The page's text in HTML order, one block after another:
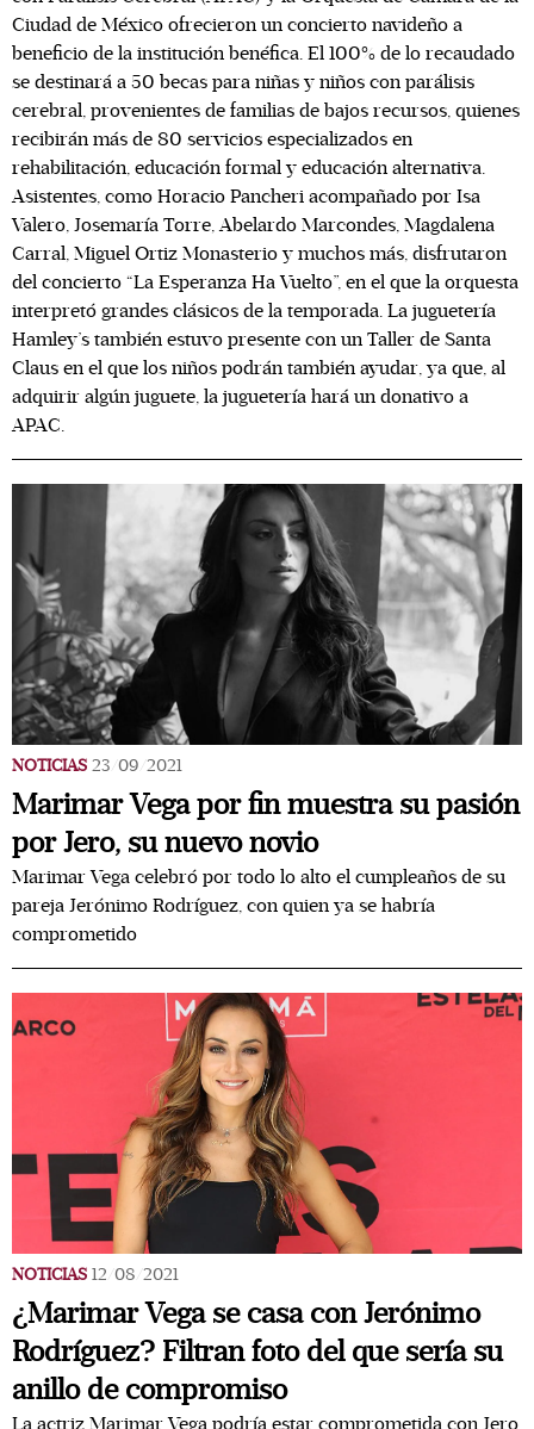
Ciudad de México ofrecieron un concierto navideño a
beneficio de la institución benéfica. El 100% de lo recaudado
se destinará a 50 becas para niñas y niños con parálisis
cerebral, provenientes de familias de bajos recursos, quienes
recibirán más de 80 servicios especializados en
rehabilitación, educación formal y educación alternativa.
Asistentes, como Horacio Pancheri acompañado por Isa
Valero, Josemaría Torre, Abelardo Marcondes, Magdalena
Carral, Miguel Ortiz Monasterio y muchos más, disfrutaron
del concierto “La Esperanza Ha Vuelto”, en el que la orquesta
interpretó grandes clásicos de la temporada. La juguetería
Hamley’s también estuvo presente con un Taller de Santa
Claus en el que los niños podrán también ayudar, ya que, al
adquirir algún juguete, la juguetería hará un donativo a
APAC.
NOTICIAS 23/09/2021
Marimar Vega por fin muestra su pasión
por Jero, su nuevo novio
Marimar Vega celebró por todo lo alto el cumpleaños de su
pareja Jerónimo Rodríguez, con quien ya se habría
comprometido
NOTICIAS 12/08/2021
¿Marimar Vega se casa con Jerónimo
Rodríguez? Filtran foto del que sería su
anillo de compromiso
La actriz Marimar Vega podría estar comprometida con Jero